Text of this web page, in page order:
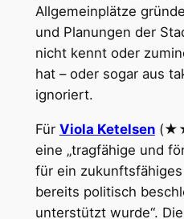
Allgemeinplätze
und Planungen der
nicht kennt oder
hat – oder sogar aus
ignoriert.
Für Viola Ketelsen
eine „tragfähige und
für ein
bereits politisch
unterstützt wurde“.